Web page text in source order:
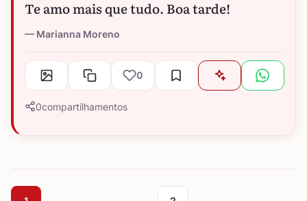
Te amo mais que tudo. Boa tarde!
Marianna Moreno
0
0compartilhamentos